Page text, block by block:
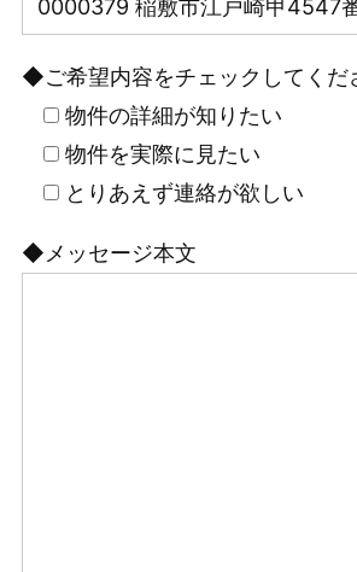
◆ご希望内容をチェックしてくだ
物件の詳細が知りたい
物件を実際に見たい
とりあえず連絡が欲しい
◆メッセージ本文